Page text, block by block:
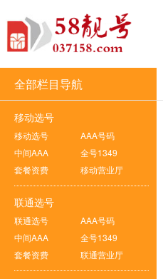
全部栏目导航
移动选号
移动选号
AAA号码
中间AAA
全号1349
套餐资费
移动营业厅
联通选号
联通选号
AAA号码
中间AAA
全号1349
套餐资费
联通营业厅